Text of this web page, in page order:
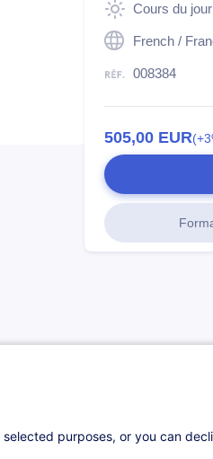
Cours du jour
French /
008384
505,00 EUR
purposes, or you can